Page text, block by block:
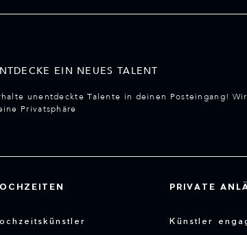
EIN NEUES TALENT
unentdeckte Talente in deinen Posteingang!
Privatsphäre
PRIVATE
Künstler